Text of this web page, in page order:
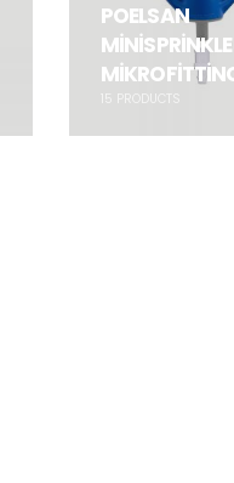
POELSAN
15 PRODUCTS